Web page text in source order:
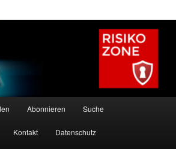
Abonnieren Suche
Kontakt Datenschutz